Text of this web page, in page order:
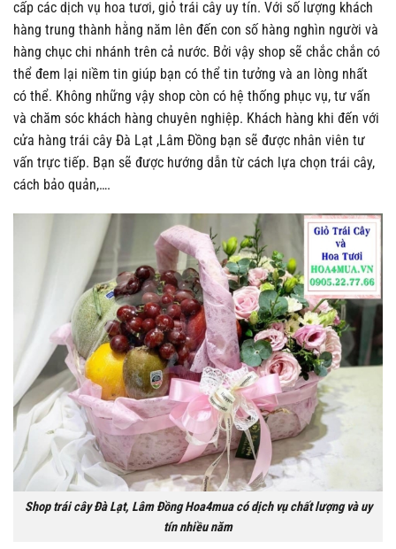
cấp các dịch vụ hoa tươi, giỏ trái cây uy tín. Với số lượng khách
hàng trung thành hằng năm lên đến con số hàng nghìn người và
hàng chục chi nhánh trên cả nước. Bởi vậy shop sẽ chắc chắn có
thể đem lại niềm tin giúp bạn có thể tin tưởng và an lòng nhất
có thể. Không những vậy shop còn có hệ thống phục vụ, tư vấn
và chăm sóc khách hàng chuyên nghiệp. Khách hàng khi đến với
cửa hàng trái cây Đà Lạt ,Lâm Đồng bạn sẽ được nhân viên tư
vấn trực tiếp. Bạn sẽ được hướng dẫn từ cách lựa chọn trái cây,
cách bảo quản,….
Shop trái cây Đà Lạt, Lâm Đồng Hoa4mua có dịch vụ chất lượng và uy
tín nhiều năm